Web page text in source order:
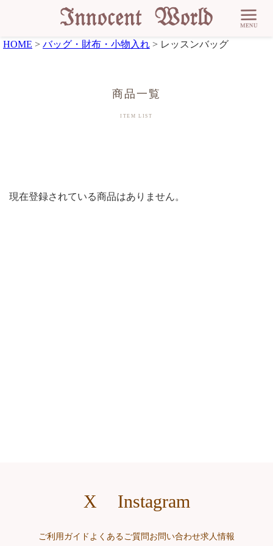
HOME バッグ・財布・小物入れ レッスンバッグ
現在登録されている商品はありません。
X Instagram
ご利用ガイド よくあるご質問 お問い合わせ求人情報